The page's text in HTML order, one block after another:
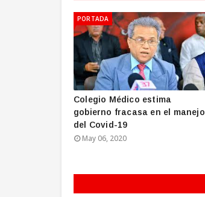
PORTADA
Colegio Médico estima
gobierno fracasa en el manejo
del Covid-19
May 06, 2020